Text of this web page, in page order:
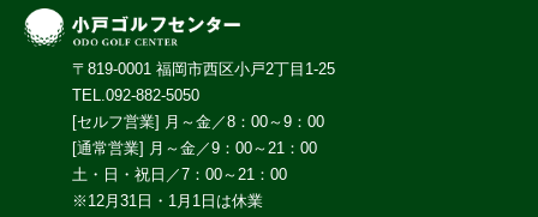
〒819-0001 福岡市西区小戸2丁目1-25
TEL.092-882-5050
[セルフ営業] 月～金／8：00～9：00
[通常営業] 月～金／9：00～21：00
土・日・祝日／7：00～21：00
※12月31日・1月1日は休業